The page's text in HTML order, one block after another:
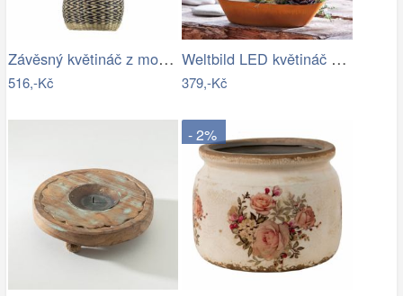
Závěsný květináč z mořské trávy Zigzag …
516,-Kč
Weltbild LED květináč Plachetnice
379,-Kč
- 2%